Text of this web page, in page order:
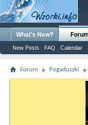
What's New?
New Posts FAQ Calendar
Forum Pogaduszki